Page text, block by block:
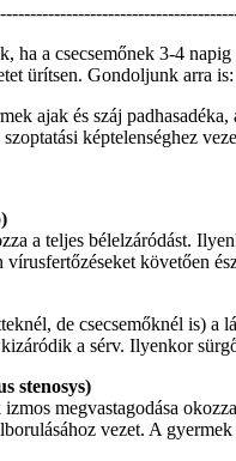
ha a csecsemőnek 3-4
ürítsen. Gondoljunk arra
ajak és száj
képtelenséghez
a teljes bélelzáródást.
követően
de csecsemőknél is) a
a sérv. Ilyenkor
stenosys)
megvastagodása
vezet. A